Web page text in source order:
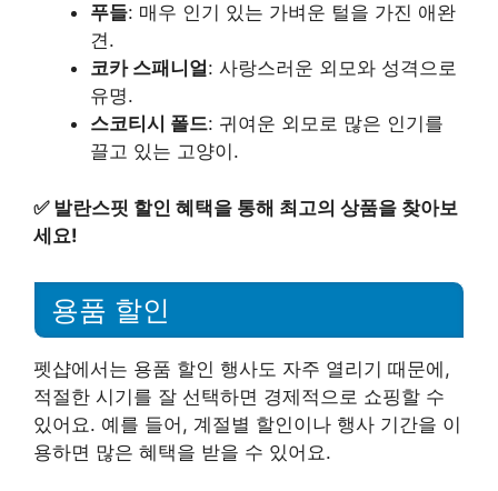
푸들: 매우 인기 있는 가벼운 털을 가진 애완
견.
코카 스패니얼: 사랑스러운 외모와 성격으로
유명.
스코티시 폴드: 귀여운 외모로 많은 인기를
끌고 있는 고양이.
✅ 발란스핏 할인 혜택을 통해 최고의 상품을 찾아보
세요!
용품 할인
펫샵에서는 용품 할인 행사도 자주 열리기 때문에,
적절한 시기를 잘 선택하면 경제적으로 쇼핑할 수
있어요. 예를 들어, 계절별 할인이나 행사 기간을 이
용하면 많은 혜택을 받을 수 있어요.